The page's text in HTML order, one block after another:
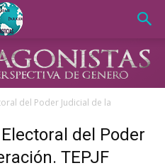
del Poder Judicial de la
del Poder
TEPJF